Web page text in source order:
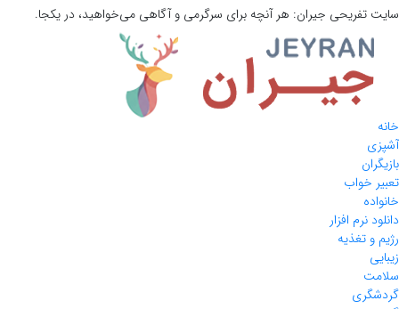
سایت تفریحی جیران: هر آنچه برای سرگرمی و آگاهی می‌خواهید، در یکجا.
خانه
آشپزی
بازیگران
تعبیر خواب
خانواده
دانلود نرم افزار
رژیم و تغذیه
زیبایی
سلامت
گردشگری